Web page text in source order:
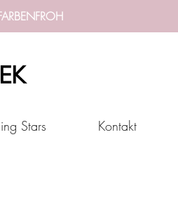
Stars Kontakt